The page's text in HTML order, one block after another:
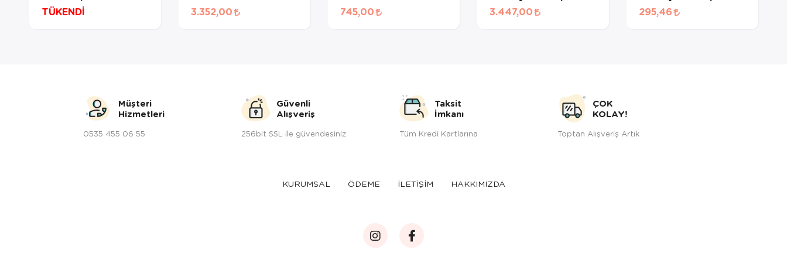
Kedi Maması 12 Kg
TÜKENDİ
ve Kızılcıklı 12+1 Kg
3.352,00
1,5Kg
745,00
Somonlu Yavru Kedi
Maması 5kg + 2kg
3.447,00
Tavuklu Yavru Kedi
Maması + HEDİYE! (500
295,46
Müşteri
Hizmetleri
0535 455 06 55
Güvenli
Alışveriş
256bit SSL ile güvendesiniz
Taksit
İmkanı
Tüm Kredi Kartlarına
ÇOK
KOLAY!
Toptan Alışveriş Artık
KURUMSAL ÖDEME İLETİŞİM HAKKIMIZDA